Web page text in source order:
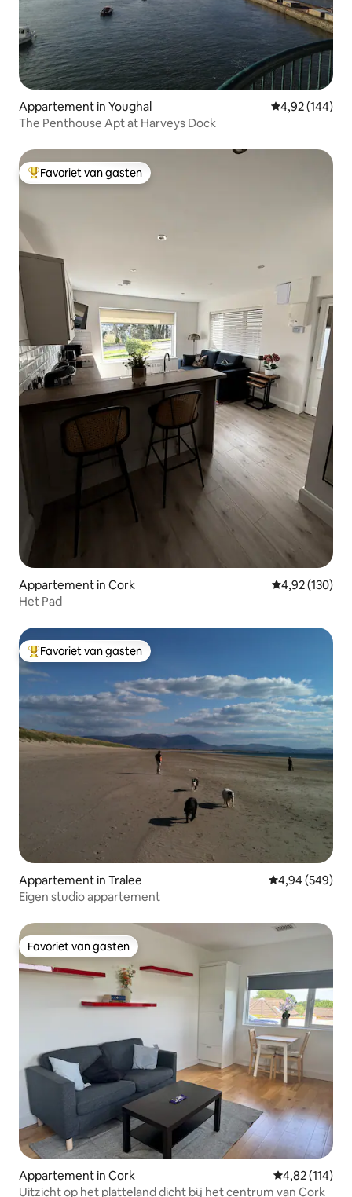
Appartement in Youghal Gemiddelde
4,92 (144)
The Penthouse Apt at Harveys Dock
Topfavoriet van gasten
Favoriet van gasten
Appartement in Cork Gemiddelde
4,92 (130)
Het Pad
Topfavoriet van gasten
Favoriet van gasten
Appartement in Tralee Gemiddelde
4,94 (549)
Eigen studio appartement
Favoriet van gasten
Favoriet van gasten
Appartement in Cork Gemiddelde
4,82 (114)
Uitzicht op het platteland dicht bij het centrum van Cork